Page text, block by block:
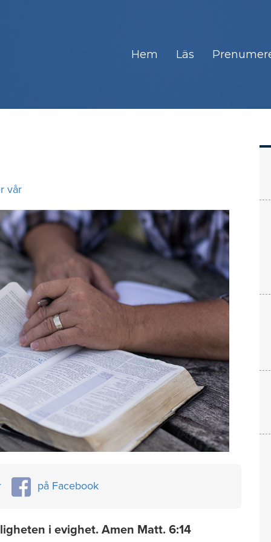
Hem Läs
vår
på Facebook
i evighet. Amen Matt. 6:14